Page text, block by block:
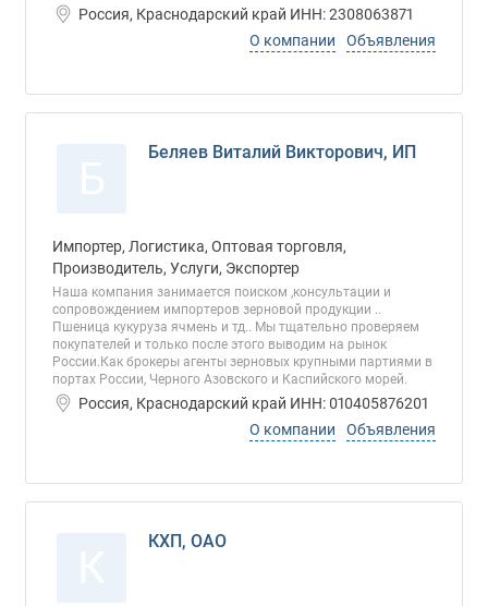
Россия, Краснодарский край ИНН: 2308063871
О компании
Объявления
Беляев Виталий Викторович, ИП
Импортер, Логистика, Оптовая торговля,
Производитель, Услуги, Экспортер
Наша компания занимается поиском ,консультации и
сопровождением импортеров зерновой продукции ..
Пшеница кукуруза ячмень и тд.. Мы тщательно проверяем
покупателей и только после этого выводим на рынок
России.Как брокеры агенты зерновых крупными партиями в
портах России, Черного Азовского и Каспийского морей.
Россия, Краснодарский край ИНН: 010405876201
О компании
Объявления
КХП, ОАО